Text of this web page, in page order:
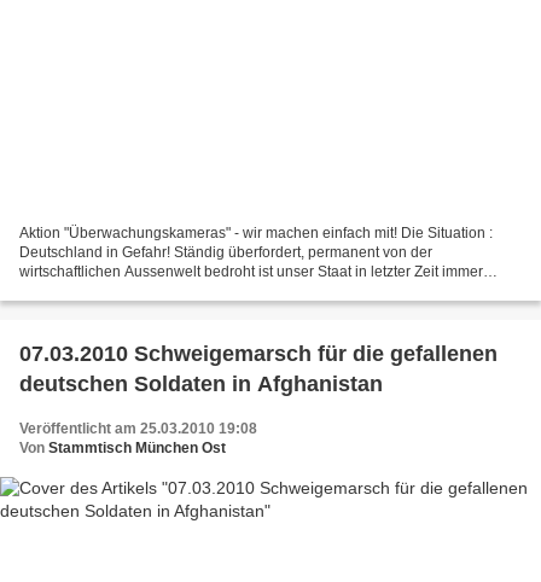
Aktion "Überwachungskameras" - wir machen einfach mit! Die Situation :
Deutschland in Gefahr! Ständig überfordert, permanent von der
wirtschaftlichen Aussenwelt bedroht ist unser Staat in letzter Zeit immer
07.03.2010 Schweigemarsch für die gefallenen
deutschen Soldaten in Afghanistan
Veröffentlicht am 25.03.2010 19:08
Von Stammtisch München Ost